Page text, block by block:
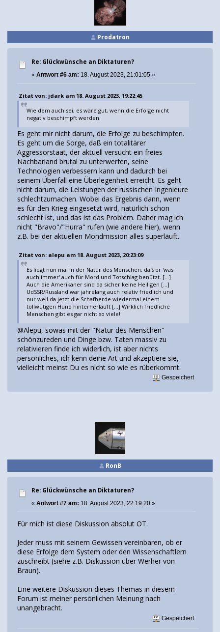
Prodatron
Re: Glückwünsche an Diktaturen?
« Antwort #6 am: 18. August 2023, 21:01:05 »
Zitat von: jdark am 18. August 2023, 19:22:45
Wie dem auch sei, es wäre gut, wenn die Erfolge nicht
negativ beschimpft werden.
Es geht mir nicht darum, die Erfolge zu beschimpfen.
Es geht um die Sorge, daß ein totalitärer
Aggressorstaat, der aktuell versucht ein freies
Nachbarland brutal zu unterwerfen, seine
Technologien verbessern kann und dadurch bei
seinem Überfall eine Überlegenheit erreicht. Es geht
nicht darum, die Leistungen der russischen Ingenieure
schlechtzumachen. Wobei das Ergebnis dann, wenn
es für den Krieg eingesetzt wird, natürlich schon
schlecht ist, und das ist das Problem. Daher mag ich
nicht "Bravo"/"Hurra" rufen (wie andere hier), wenn
z.B. bei der aktuellen Mondmission alles superläuft.
Zitat von: alepu am 18. August 2023, 20:23:09
Es liegt nun mal in der Natur des Menschen, daß er 'was
auch immer' auch für Mord und Totschlag benützt. [...]
Auch die Amerikaner sind da sicher keine Heiligen [...]
UdSSR/Russland war jahrelang auch relativ friedlich und
nur weil da jetzt die Schafherde wiedermal einem
tollwütigen Hund hinterherläuft [...] Wirklich friedliche
Menschen gibt es gar nicht so viele!
@Alepu, sowas mit der "Natur des Menschen"
schönzureden und Dinge bzw. Taten massiv zu
relativieren finde ich widerlich, ist aber nichts
persönliches, ich kenn deine Art und akzeptiere sie,
vielleicht meinst Du es nicht so wie es rüberkommt.
Gespeichert
RonB
Re: Glückwünsche an Diktaturen?
« Antwort #7 am: 18. August 2023, 22:19:20 »
Für mich ist diese Diskussion absolut OT.
Jeder muss mit seinem Gewissen vereinbaren, ob er
diese Erfolge dem System oder den Wissenschaftlern
zuschreibt (siehe z.B. Diskussion über Werher von
Braun).
Eine weitere Diskussion dieses Themas in diesem
Forum ist meiner persönlichen Meinung nach
unangebracht.
Gespeichert